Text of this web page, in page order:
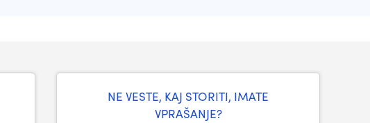
NE VESTE, KAJ STORITI, IMATE
VPRAŠANJE?